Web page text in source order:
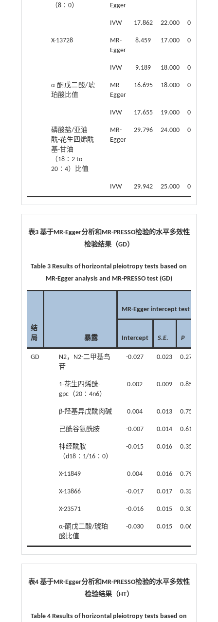
（8∶0）
Egger
IVW 17.862 22.000 0.714
X-13728
MR-
Egger
8.459 17.000 0.956
IVW 9.189 18.000 0.955
α-酮戊二酸/琥
珀酸比值
MR-
Egger
16.695 18.000 0.544
IVW 17.655 19.000 0.546
磷酸盐/亚油
酰-花生四烯酰
基-甘油
（18∶2 to
20∶4）比值
MR-
Egger
29.796 24.000 0.192
IVW 29.942 25.000 0.226
表3 基于MR-Egger分析和 MR-PRESSO检验的水平多效性
检验结果（GD）
Table 3 Results of horizontal pleiotropy tests based on
MR-Egger analysis and MR-PRESSO test (GD)
结
局
暴露
MR-Egger intercept test
Intercept S.E. P
GD
N2，N2-二甲基鸟
苷
-0.027 0.023 0.271
1-花生四烯酰-
gpc（20∶4n6）
0.002 0.009 0.856
β-羟基异戊酰肉碱 0.004 0.013 0.759
己酰谷氨酰胺 -0.007 0.014 0.613
神经酰胺
（d18∶1/16∶0）
-0.015 0.016 0.350
X-11849 0.004 0.016 0.797
X-13866 -0.017 0.017 0.324
X-23571 -0.016 0.015 0.301
α-酮戊二酸/琥珀
酸比值
-0.030 0.015 0.061
表4 基于MR-Egger分析和 MR-PRESSO检验的水平多效性
检验结果（ HT）
Table 4 Results of horizontal pleiotropy tests based on